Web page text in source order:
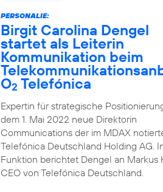
PERSONALIE:
Birgit Carolina Dengel
startet als Leiterin
Kommunikation beim
O2 Telefónica
Expertin für strategische
dem 1. Mai 2022 neue Direktorin
Communications der im MDAX
Telefónica Deutschland Holding AG.
Funktion berichtet Dengel an Markus
CEO von Telefónica Deutschland.